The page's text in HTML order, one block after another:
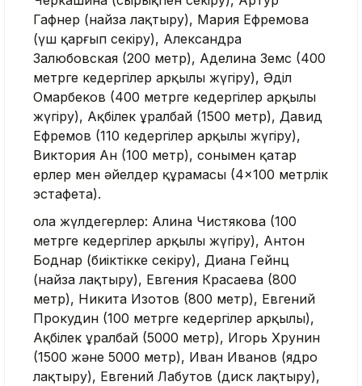
Гафнер (найза лақтыру), Мария Ефремова
(үш қарғып секіру), Александра
Залюбовская (200 метр), Аделина Земс (400
метрге кедергілер арқылы жүгіру), Әділ
Омарбеков (400 метрге кедергілер арқылы
жүгіру), Ақбілек Құралбай (1500 метр), Давид
Ефремов (110 кедергілер арқылы жүгіру),
Виктория Ан (100 метр), сонымен қатар
ерлер мен әйелдер құрамасы (4×100 метрлік
эстафета).
Қола жүлдегерлер: Алина Чистякова (100
метрге кедергілер арқылы жүгіру), Антон
Боднар (биіктікке секіру), Диана Гейнц
(найза лақтыру), Евгения Красаева (800
метр), Никита Изотов (800 метр), Евгений
Прокудин (100 метрге кедергілер арқылы),
Ақбілек Құралбай (5000 метр), Игорь Хрунин
(1500 және 5000 метр), Иван Иванов (ядро
лақтыру), Евгений Лабутов (диск лақтыру),